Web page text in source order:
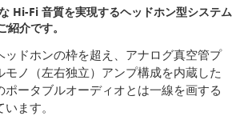
Hi-Fi 音質を実現するヘッドホン型システム
紹介です。
ッドホンの枠を超え、アナログ真空管プ
モノ（左右独立）アンプ構成を内蔵した
ータブルオーディオとは一線を画する
ます。